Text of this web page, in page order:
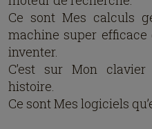
Ce sont Mes calculs
machine super efficace
inventer.
C’est sur Mon
histoire.
Ce sont Mes logiciels